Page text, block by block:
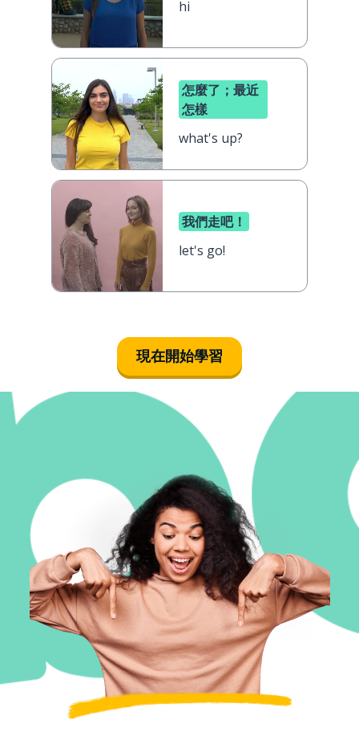
hi
怎麼了；最近
怎樣
what's up?
我們走吧！
let's go!
現在開始學習